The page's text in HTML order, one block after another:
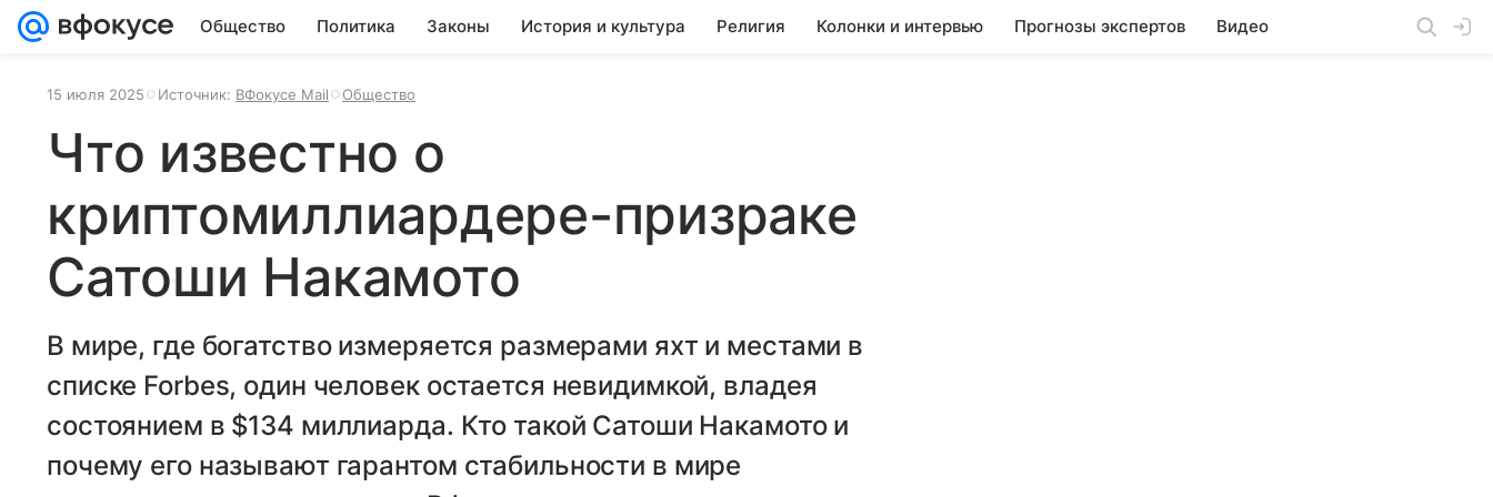
Общество Политика Законы История и культура Религия Колонки и интервью Прогнозы экспертов Видео
15 июля 2025 Источник: ВФокусе Mail Общество
Что известно о
криптомиллиардере-призраке
Сатоши Накамото
В мире, где богатство измеряется размерами яхт и местами в
списке Forbes, один человек остается невидимкой, владея
состоянием в $134 миллиарда. Кто такой Сатоши Накамото и
почему его называют гарантом стабильности в мире